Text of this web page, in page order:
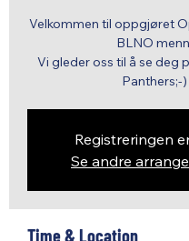
Velkommen til oppgjøret
BLNO
Vi gleder oss til å se deg
Panthers;-)
Registreringen
Se andre
Time & Location